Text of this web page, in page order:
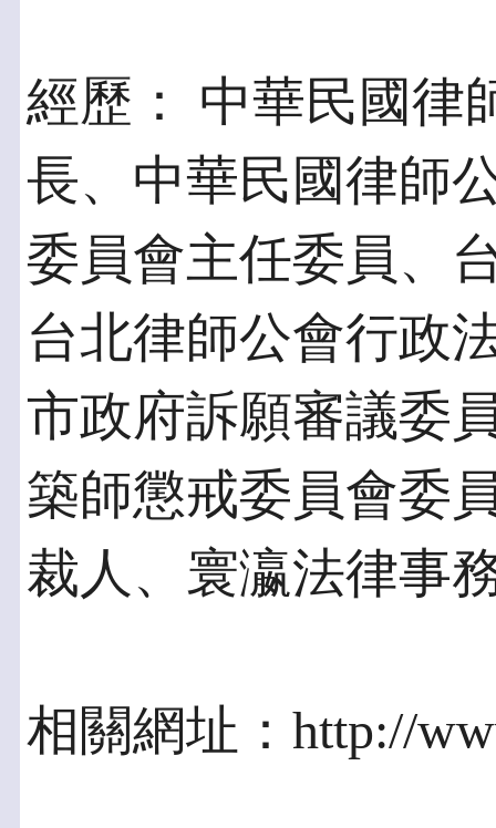
經歷： 中華民國律
長、中華民國律師
委員會主任委員、
台北律師公會行政
市政府訴願審議委
築師懲戒委員會委
裁人、寰瀛法律事
相關網址：http://